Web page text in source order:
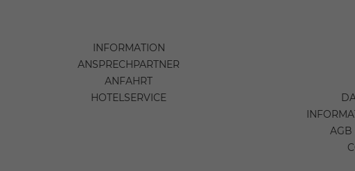
INFORMATION
ANSPRECHPARTNER
ANFAHRT
HOTELSERVICE
AGB